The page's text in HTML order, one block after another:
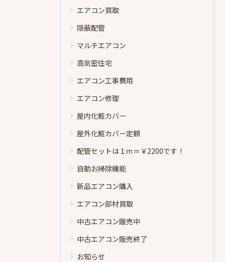
エアコン買取
隠蔽配管
マルチエアコン
高気密住宅
エアコン工事費用
エアコン修理
屋内化粧カバー
屋外化粧カバー定額
配管セットは１ｍ＝￥2200です！
自動お掃除機能
新品エアコン購入
エアコン部材買取
中古エアコン販売中
中古エアコン販売終了
お知らせ